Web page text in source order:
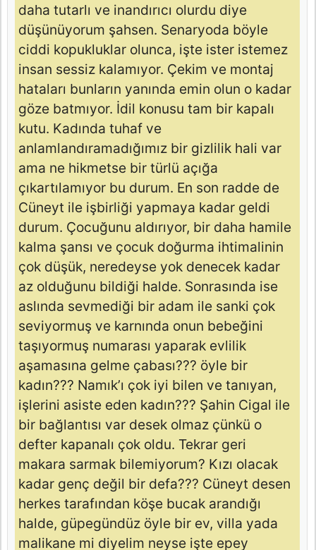
daha tutarlı ve inandırıcı olurdu diye
düşünüyorum şahsen. Senaryoda böyle
ciddi kopukluklar olunca, işte ister istemez
insan sessiz kalamıyor. Çekim ve montaj
hataları bunların yanında emin olun o kadar
göze batmıyor. İdil konusu tam bir kapalı
kutu. Kadında tuhaf ve
anlamlandıramadığımız bir gizlilik hali var
ama ne hikmetse bir türlü açığa
çıkartılamıyor bu durum. En son radde de
Cüneyt ile işbirliği yapmaya kadar geldi
durum. Çocuğunu aldırıyor, bir daha hamile
kalma şansı ve çocuk doğurma ihtimalinin
çok düşük, neredeyse yok denecek kadar
az olduğunu bildiği halde. Sonrasında ise
aslında sevmediği bir adam ile sanki çok
seviyormuş ve karnında onun bebeğini
taşıyormuş numarası yaparak evlilik
aşamasına gelme çabası??? öyle bir
kadın??? Namık’ı çok iyi bilen ve tanıyan,
işlerini asiste eden kadın??? Şahin Cigal ile
bir bağlantısı var desek olmaz çünkü o
defter kapanalı çok oldu. Tekrar geri
makara sarmak bilemiyorum? Kızı olacak
kadar genç değil bir defa??? Cüneyt desen
herkes tarafından köşe bucak arandığı
halde, güpegündüz öyle bir ev, villa yada
malikane mi diyelim neyse işte epey